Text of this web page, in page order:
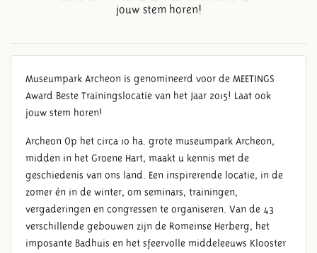
jouw stem horen!
Museumpark Archeon is genomineerd voor de MEETINGS
Award Beste Trainingslocatie van het Jaar 2015! Laat ook
jouw stem horen!
Archeon Op het circa 10 ha. grote museumpark Archeon,
midden in het Groene Hart, maakt u kennis met de
geschiedenis van ons land. Een inspirerende locatie, in de
zomer én in de winter, om seminars, trainingen,
vergaderingen en congressen te organiseren. Van de 43
verschillende gebouwen zijn de Romeinse Herberg, het
imposante Badhuis en het sfeervolle middeleeuws Klooster